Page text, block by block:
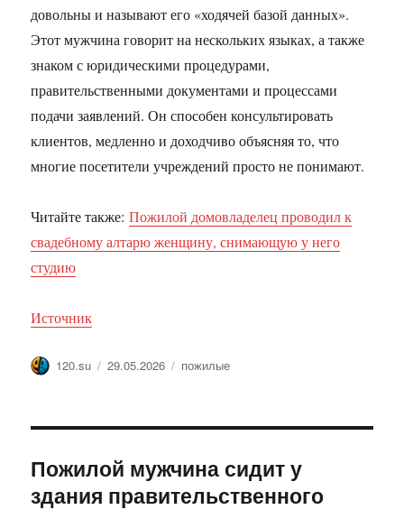
довольны и называют его «ходячей базой данных».
Этот мужчина говорит на нескольких языках, а также
знаком с юридическими процедурами,
правительственными документами и процессами
подачи заявлений. Он способен консультировать
клиентов, медленно и доходчиво объясняя то, что
многие посетители учреждений просто не понимают.
Читайте также:Пожилой домовладелец проводил к
свадебному алтарю женщину, снимающую у него
студию
Источник
Автор
120.su Опубликовано
29.05.2026 Метки
пожилые
Пожилой мужчина сидит у
здания правительственного